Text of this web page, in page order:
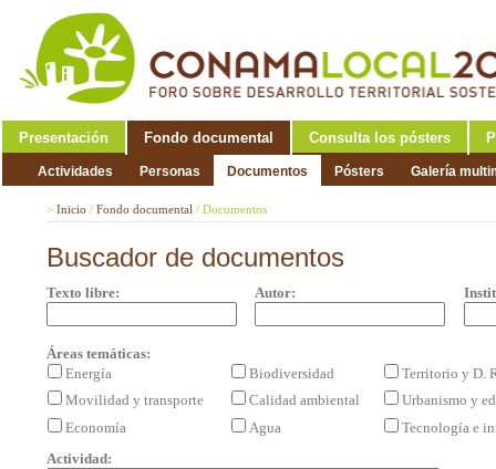
Presentación Fondo documental Consulta los pósters
Actividades Personas Documentos Pósters Galería
> Inicio / Fondo documental / Documentos
Buscador de documentos
Texto libre: Autor:
Áreas temáticas:
Energía
Biodiversidad
Territorio y D.
Movilidad y transporte
Calidad ambiental
Urbanismo y
Economía
Agua
Tecnología e
Actividad: